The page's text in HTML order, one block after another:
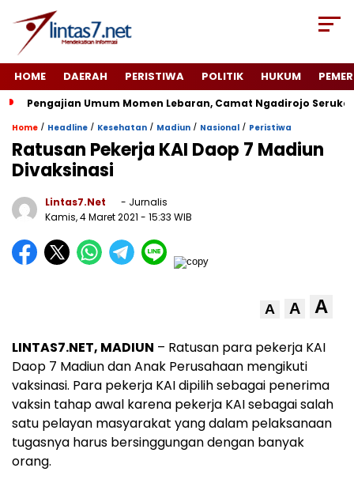
HOME DAERAH PERISTIWA POLITIK HUKUM
Pengajian Umum Momen Lebaran, Camat Ngadirojo
Home / Headline / Kesehatan / Madiun / Nasional / Peristiwa
Ratusan Pekerja KAI Daop 7 Madiun
Divaksinasi
Lintas7.net
- Jurnalis
Kamis, 4 Maret 2021 - 15:33 WIB
A A A
LINTAS7.NET, MADIUN – Ratusan para pekerja KAI
Daop 7 Madiun dan Anak Perusahaan mengikuti
vaksinasi. Para pekerja KAI dipilih sebagai penerima
vaksin tahap awal karena pekerja KAI sebagai salah
satu pelayan masyarakat yang dalam pelaksanaan
tugasnya harus bersinggungan dengan banyak
orang.